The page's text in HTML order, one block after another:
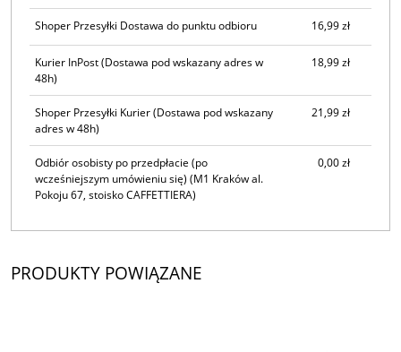
Shoper Przesyłki Dostawa do punktu odbioru 16,99 zł
Kurier InPost(Dostawa pod wskazany adres w
48h)
18,99 zł
Shoper Przesyłki Kurier(Dostawa pod wskazany
adres w 48h)
21,99 zł
Odbiór osobisty po przedpłacie (po
wcześniejszym umówieniu się) (M1 Kraków al.
Pokoju 67, stoisko CAFFETTIERA)
0,00 zł
PRODUKTY POWIĄZANE